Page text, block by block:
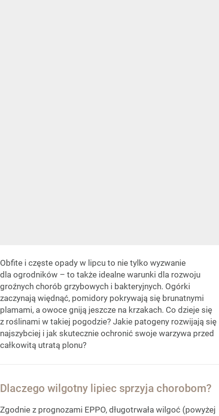
Obfite i częste opady w lipcu to nie tylko wyzwanie
dla ogrodników – to także idealne warunki dla rozwoju
groźnych chorób grzybowych i bakteryjnych. Ogórki
zaczynają więdnąć, pomidory pokrywają się brunatnymi
plamami, a owoce gniją jeszcze na krzakach. Co dzieje się
z roślinami w takiej pogodzie? Jakie patogeny rozwijają się
najszybciej i jak skutecznie ochronić swoje warzywa przed
całkowitą utratą plonu?
Dlaczego wilgotny lipiec sprzyja chorobom?
Zgodnie z prognozami EPPO, długotrwała wilgoć (powyżej